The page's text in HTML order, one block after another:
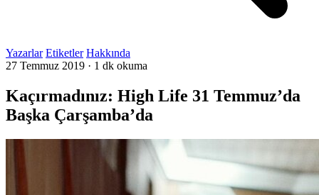
Yazarlar Etiketler Hakkında
27 Temmuz 2019 · 1 dk okuma
Kaçırmadınız: High Life 31 Temmuz’da
Başka Çarşamba’da